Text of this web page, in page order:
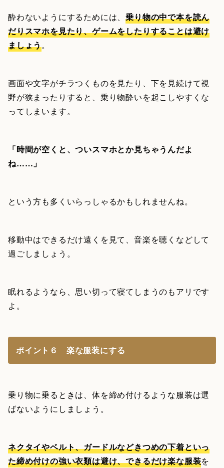
酔わないようにするためには、乗り物の中で本を読ん
だりスマホを見たり、ゲームをしたりすることは避け
ましょう。
画面や文字がチラつくものを見たり、下を見続けて視
野が狭まったりすると、乗り物酔いを起こしやすくな
ってしまいます。
「時間が空くと、ついスマホとか見ちゃうんだよ
ね……」
という方も多くいらっしゃるかもしれませんね。
移動中はできるだけ遠くを見て、音楽を聴くなどして
過ごしましょう。
眠れるようなら、思い切って寝てしまうのもアリです
よ。
ポイント６ 楽な服装にする
乗り物に乗るときは、体を締め付けるような服装は選
ばないようにしましょう。
ネクタイやベルト、ガードルなどきつめの下着といっ
た締め付けの強い衣類は避け、できるだけ楽な服装を